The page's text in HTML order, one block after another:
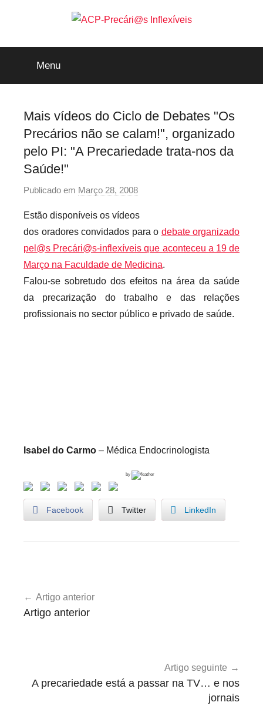
ACP-
Precári@s
Inflexíveis
Menu
Mais vídeos do Ciclo de Debates "Os
Precários não se calam!", organizado
pelo PI: "A Precariedade trata-nos da
Saúde!"
Publicado em Março 28, 2008
r
p
r
e
c
a
r
x
v
i
Estão disponíveis os vídeos
dos oradores convidados para o debate organizado
pel@s Precári@s-inflexíveis que aconteceu a 19 de
Março na Faculdade de Medicina.
Falou-se sobretudo dos efeitos na área da saúde
da precarização do trabalho e das relações
profissionais no sector público e privado de saúde.
Isabel do Carmo – Médica Endocrinologista
by
Facebook Twitter LinkedIn
de
Artigo anterior
Artigo anterior
Artigo seguinte
A precariedade está a passar na TV… e nos
jornais